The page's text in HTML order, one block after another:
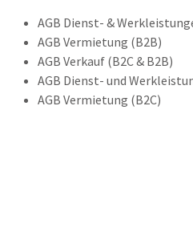
AGB Dienst- &
AGB Vermietung (B2B)
AGB Verkauf (B2C & B2B)
AGB Dienst- und
AGB Vermietung (B2C)